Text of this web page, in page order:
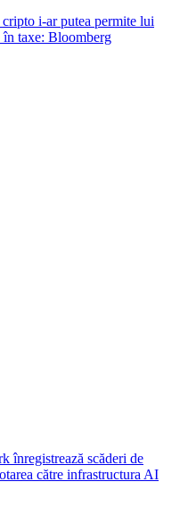
i-ar putea permite lui
în taxe: Bloomberg
înregistrează scăderi de
către infrastructura AI